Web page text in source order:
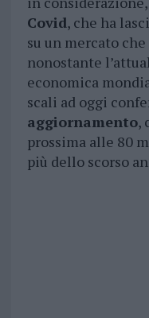
Covid, che ha
su un mercato
nonostante
economica
scali ad oggi
aggiornamento,
prossima alle 80
più dello scorso